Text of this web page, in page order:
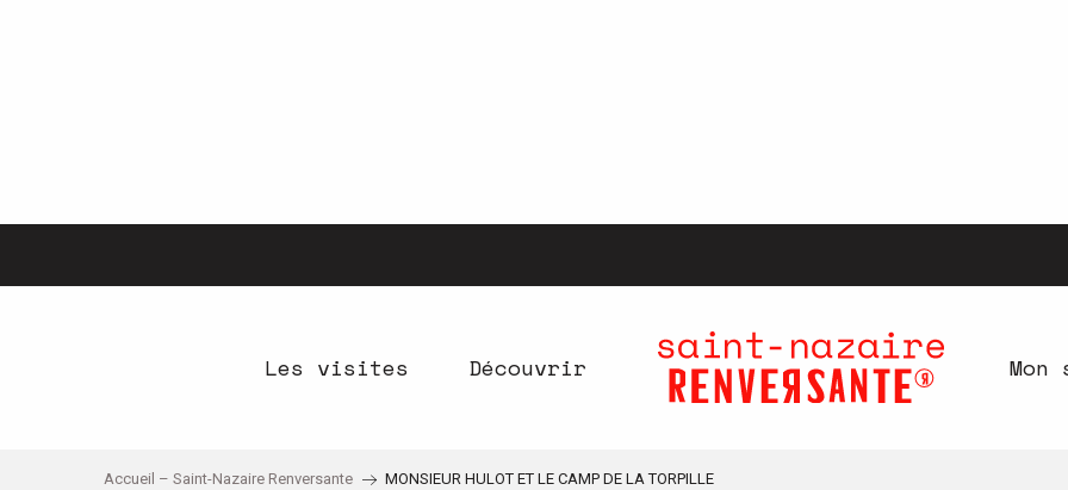
Les visites Découvrir Mon
Accueil – Saint-Nazaire Renversante MONSIEUR HULOT ET LE CAMP DE LA TORPILLE